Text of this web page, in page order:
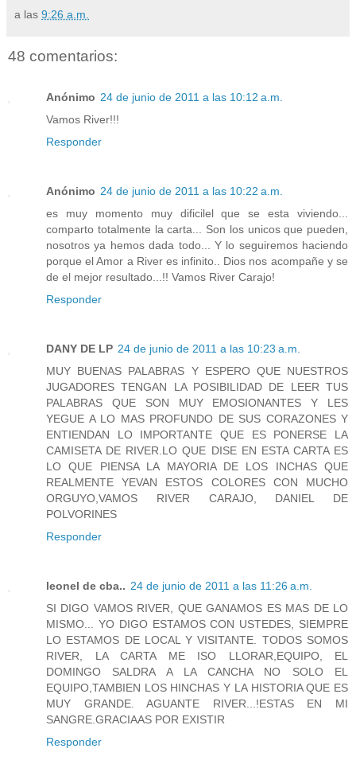
a las 9:26 a.m.
48 comentarios:
Anónimo 24 de junio de 2011 a las 10:12 a.m.
Vamos River!!!
Responder
Anónimo 24 de junio de 2011 a las 10:22 a.m.
es muy momento muy dificilel que se esta viviendo...
comparto totalmente la carta... Son los unicos que pueden,
nosotros ya hemos dada todo... Y lo seguiremos haciendo
porque el Amor a River es infinito.. Dios nos acompañe y se
de el mejor resultado...!! Vamos River Carajo!
Responder
DANY DE LP 24 de junio de 2011 a las 10:23 a.m.
MUY BUENAS PALABRAS Y ESPERO QUE NUESTROS
JUGADORES TENGAN LA POSIBILIDAD DE LEER TUS
PALABRAS QUE SON MUY EMOSIONANTES Y LES
YEGUE A LO MAS PROFUNDO DE SUS CORAZONES Y
ENTIENDAN LO IMPORTANTE QUE ES PONERSE LA
CAMISETA DE RIVER.LO QUE DISE EN ESTA CARTA ES
LO QUE PIENSA LA MAYORIA DE LOS INCHAS QUE
REALMENTE YEVAN ESTOS COLORES CON MUCHO
ORGUYO,VAMOS RIVER CARAJO, DANIEL DE
POLVORINES
Responder
leonel de cba.. 24 de junio de 2011 a las 11:26 a.m.
SI DIGO VAMOS RIVER, QUE GANAMOS ES MAS DE LO
MISMO... YO DIGO ESTAMOS CON USTEDES, SIEMPRE
LO ESTAMOS DE LOCAL Y VISITANTE. TODOS SOMOS
RIVER, LA CARTA ME ISO LLORAR,EQUIPO, EL
DOMINGO SALDRA A LA CANCHA NO SOLO EL
EQUIPO,TAMBIEN LOS HINCHAS Y LA HISTORIA QUE ES
MUY GRANDE. AGUANTE RIVER...!ESTAS EN MI
SANGRE.GRACIAAS POR EXISTIR
Responder